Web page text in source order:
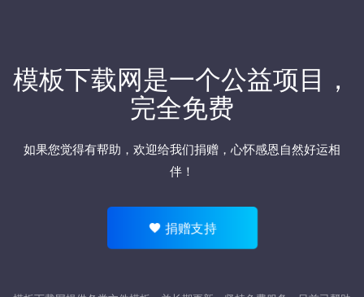
模板下载网是一个公益项目，
完全免费
如果您觉得有帮助，欢迎给我们捐赠 ，心怀感恩自然好运相
伴！
捐赠支持